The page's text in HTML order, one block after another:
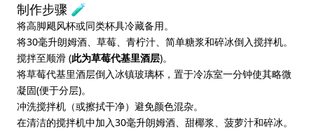
制作步骤 🧪
将高脚飓风杯或同类杯具冷藏备用。
将30毫升朗姆酒、草莓、青柠汁、简单糖浆和碎冰倒入搅拌机。
搅拌至顺滑 (此为草莓代基里酒层)。
将草莓代基里酒层倒入冰镇玻璃杯，置于冷冻室一分钟使其略微
凝固(便于分层)。
冲洗搅拌机（或擦拭干净）避免颜色混杂。
在清洁的搅拌机中加入30毫升朗姆酒、甜椰浆、菠萝汁和碎冰。